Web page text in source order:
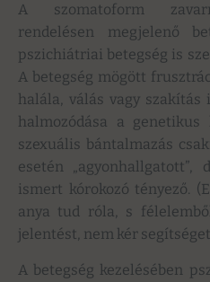
A szomatoform
rendelésen megjelenő
pszichiátriai betegség is
A betegség mögött
halála, válás vagy
halmozódása a
szexuális bántalmazás
esetén
ismert kórokozó tényező.
anya tud róla, s
jelentést, nem kér
A betegség kezelésében